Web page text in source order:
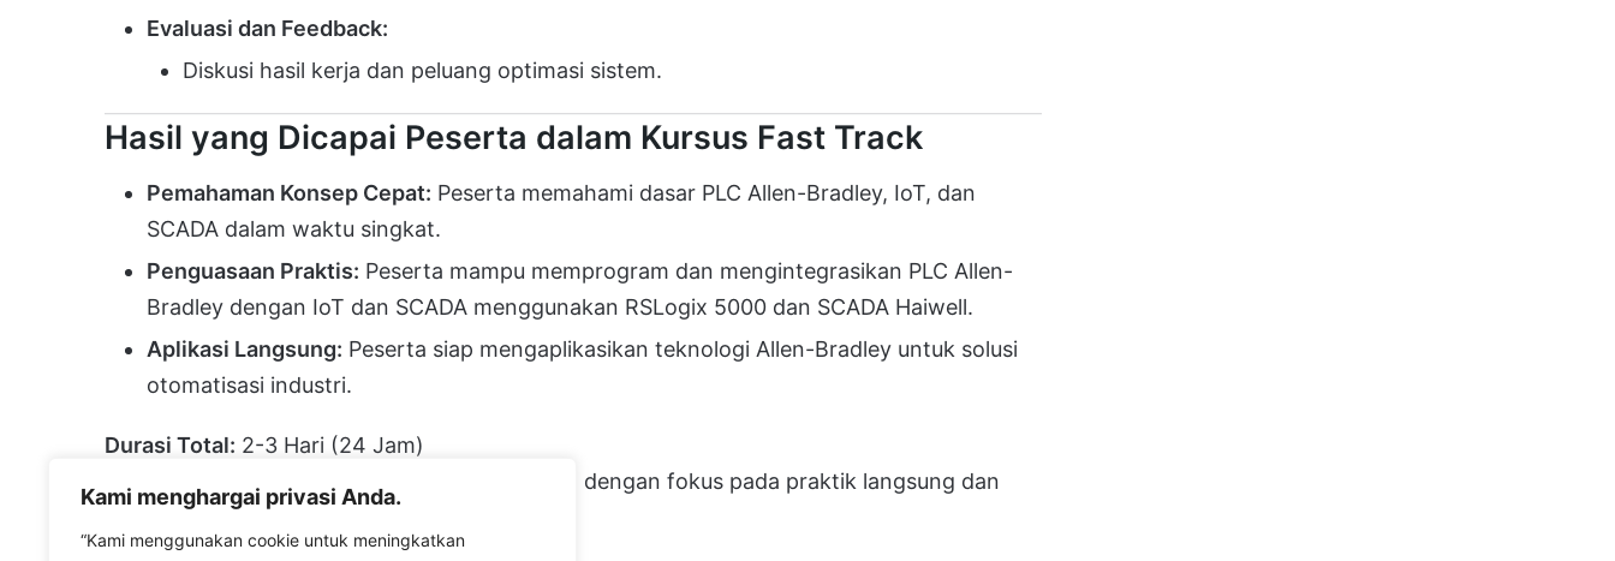
Kami menghargai privasi Anda.
“Kami menggunakan cookie untuk meningkatkan
Evaluasi dan Feedback:
Diskusi hasil kerja dan peluang optimasi sistem.
Hasil yang Dicapai Peserta dalam Kursus Fast Track
Pemahaman Konsep Cepat: Peserta memahami dasar PLC Allen-Bradley, IoT, dan
SCADA dalam waktu singkat.
Penguasaan Praktis: Peserta mampu memprogram dan mengintegrasikan PLC Allen-
Bradley dengan IoT dan SCADA menggunakan RSLogix 5000 dan SCADA Haiwell.
Aplikasi Langsung: Peserta siap mengaplikasikan teknologi Allen-Bradley untuk solusi
otomatisasi industri.
Durasi Total: 2-3 Hari (24 Jam)
Semua materi disajikan secara padat dengan fokus pada praktik langsung dan
studi kasus.